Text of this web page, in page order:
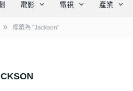
電影 電視 產業
» 標籤為 "Jackson"